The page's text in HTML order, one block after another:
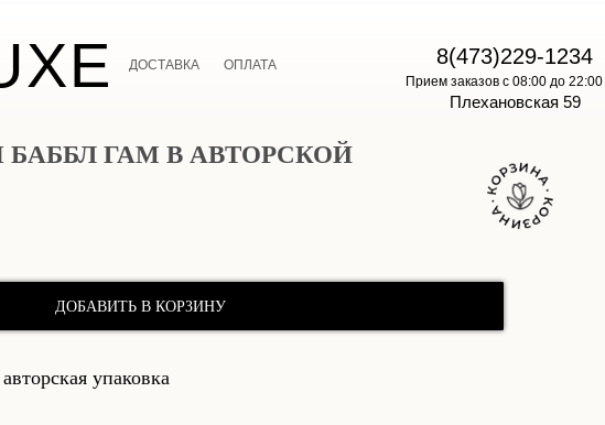
ДОСТАВКА ОПЛАТА 8(473)229-1234
Плехановская 59
Прием заказов с 08:00 до 22:00
БАББЛ ГАМ В АВТОРСКОЙ
ДОБАВИТЬ В КОРЗИНУ
упаковка